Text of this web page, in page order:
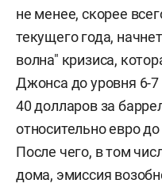
не менее, скорее
текущего года,
волна" кризиса,
Джонса до уровня 6-7
40 долларов за
относительно евро
После чего, в том
дома, эмиссия